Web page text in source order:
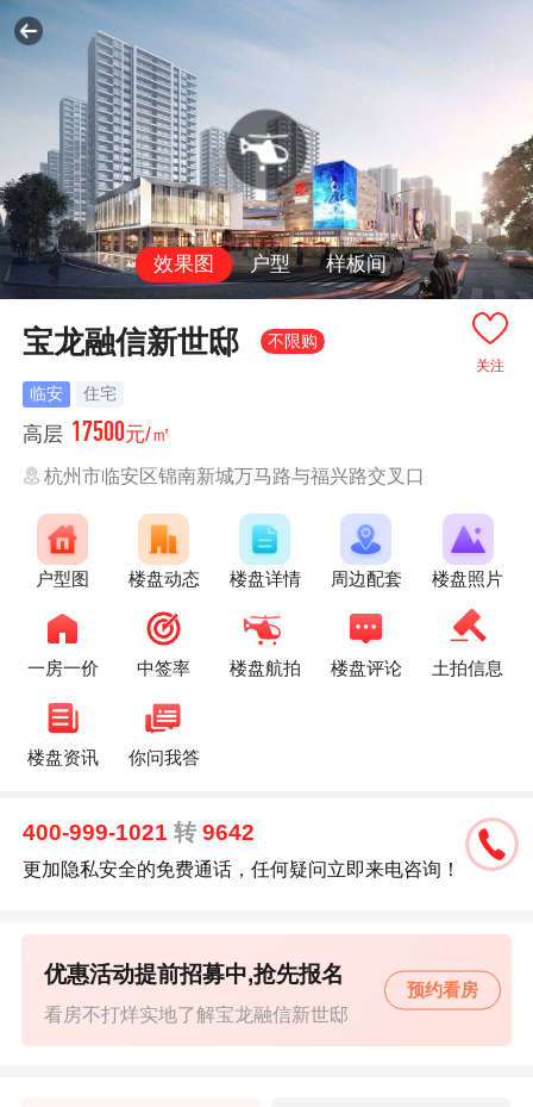
效果图 户型 样板间
关注
宝龙融信新世邸 不限购
临安 住宅
高层 17500元/㎡
杭州市临安区锦南新城万马路与福兴路交叉口
户型图 楼盘动态 楼盘详情 周边配套 楼盘照片
一房一价 中签率 楼盘航拍 楼盘评论 土拍信息
楼盘资讯 你问我答
400-999-1021转 9642
更加隐私安全的免费通话，任何疑问立即来电咨询！
看房不打烊实地了解宝龙融信新世邸
优惠活动提前招募中,抢先报名
预约看房